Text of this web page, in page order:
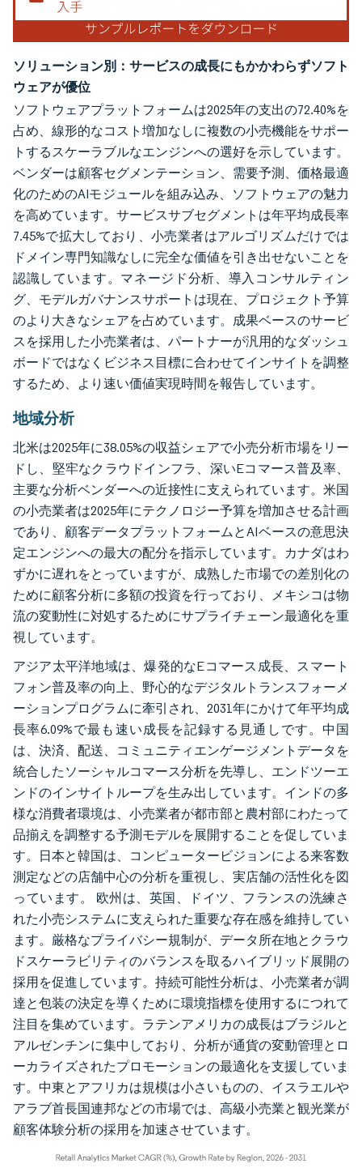
ソリューション別：サービスの成長にもかかわらずソフト
ウェアが優位
ソフトウェアプラットフォームは2025年の支出の72.40%を
占め、線形的なコスト増加なしに複数の小売機能をサポー
トするスケーラブルなエンジンへの選好を示しています。
ベンダーは顧客セグメンテーション、需要予測、価格最適
化のためのAIモジュールを組み込み、ソフトウェアの魅力
を高めています。サービスサブセグメントは年平均成長率
7.45%で拡大しており、小売業者はアルゴリズムだけでは
ドメイン専門知識なしに完全な価値を引き出せないことを
認識しています。マネージド分析、導入コンサルティン
グ、モデルガバナンスサポートは現在、プロジェクト予算
のより大きなシェアを占めています。成果ベースのサービ
スを採用した小売業者は、パートナーが汎用的なダッシュ
ボードではなくビジネス目標に合わせてインサイトを調整
するため、より速い価値実現時間を報告しています。
地域分析
北米は2025年に38.05%の収益シェアで小売分析市場をリー
ドし、堅牢なクラウドインフラ、深いEコマース普及率、
主要な分析ベンダーへの近接性に支えられています。米国
の小売業者は2025年にテクノロジー予算を増加させる計画
であり、顧客データプラットフォームとAIベースの意思決
定エンジンへの最大の配分を指示しています。カナダはわ
ずかに遅れをとっていますが、成熟した市場での差別化の
ために顧客分析に多額の投資を行っており、メキシコは物
流の変動性に対処するためにサプライチェーン最適化を重
視しています。
アジア太平洋地域は、爆発的なEコマース成長、スマート
フォン普及率の向上、野心的なデジタルトランスフォーメ
ーションプログラムに牽引され、2031年にかけて年平均成
長率6.09%で最も速い成長を記録する見通しです。中国
は、決済、配送、コミュニティエンゲージメントデータを
統合したソーシャルコマース分析を先導し、エンドツーエ
ンドのインサイトループを生み出しています。インドの多
様な消費者環境は、小売業者が都市部と農村部にわたって
品揃えを調整する予測モデルを展開することを促していま
す。日本と韓国は、コンピュータービジョンによる来客数
測定などの店舗中心の分析を重視し、実店舗の活性化を図
っています。 欧州は、英国、ドイツ、フランスの洗練さ
れた小売システムに支えられた重要な存在感を維持してい
ます。厳格なプライバシー規制が、データ所在地とクラウ
ドスケーラビリティのバランスを取るハイブリッド展開の
採用を促進しています。持続可能性分析は、小売業者が調
達と包装の決定を導くために環境指標を使用するにつれて
注目を集めています。ラテンアメリカの成長はブラジルと
アルゼンチンに集中しており、分析が通貨の変動管理とロ
ーカライズされたプロモーションの最適化を支援していま
す。中東とアフリカは規模は小さいものの、イスラエルや
アラブ首長国連邦などの市場では、高級小売業と観光業が
顧客体験分析の採用を加速させています。